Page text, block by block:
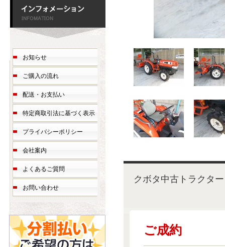
クボタ中古トラクタ
ご成約
お知らせ
ご購入の流れ
配送・お支払い
特定商取引法に基づく表示
プライバシーポリシー
会社案内
よくあるご質問
お問い合わせ